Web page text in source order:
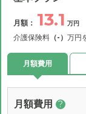
月額： 13.1 万円
介護保険料 （-） 万円
月額費用
月額費用 ?